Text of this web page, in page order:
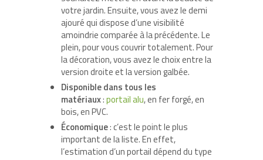
votre jardin. Ensuite, vous avez le demi
ajouré qui dispose d’une visibilité
amoindrie comparée à la précédente. Le
plein, pour vous couvrir totalement. Pour
la décoration, vous avez le choix entre la
version droite et la version galbée.
Disponible dans tous les
matériaux:portail alu, en fer forgé, en
bois, en PVC.
Économique: c’est le point le plus
important de la liste. En effet,
l’estimation d’un portail dépend du type